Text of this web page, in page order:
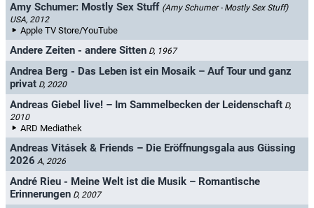
Amy Schumer: Mostly Sex Stuff (Amy Schumer - Mostly Sex Stuff)
USA, 2012
Apple TV Store/YouTube
Andere Zeiten - andere Sitten D, 1967
Andrea Berg - Das Leben ist ein Mosaik – Auf Tour und ganz
privat D, 2020
Andreas Giebel live! – Im Sammelbecken der Leidenschaft D,
2010
ARD Mediathek
Andreas Vitásek & Friends – Die Eröffnungsgala aus Güssing
2026 A, 2026
André Rieu - Meine Welt ist die Musik – Romantische
Erinnerungen D, 2007